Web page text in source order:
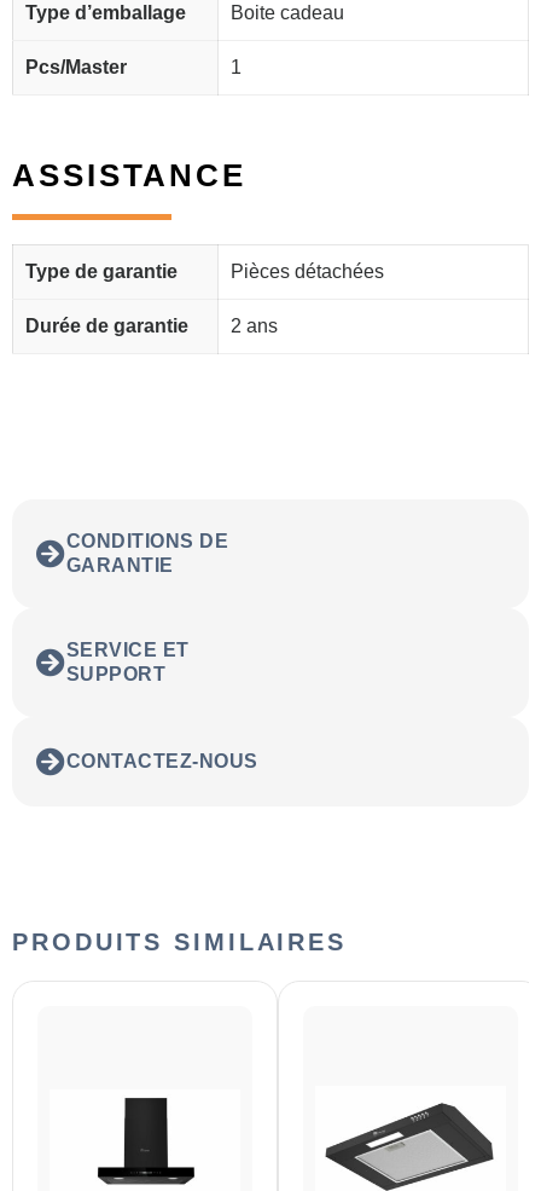
Type d’emballage Boite cadeau
Pcs/Master 1
ASSISTANCE
Type de garantie Pièces détachées
Durée de garantie 2 ans
CONDITIONS DE
GARANTIE
SERVICE ET
SUPPORT
CONTACTEZ-NOUS
PRODUITS SIMILAIRES